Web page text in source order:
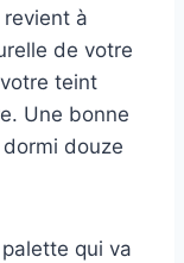
à
de votre
teint
Une bonne
dormi douze
qui va